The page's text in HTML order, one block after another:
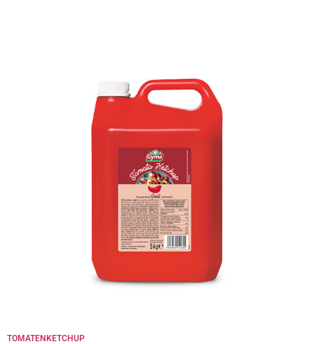
TOMATENKETCHUP